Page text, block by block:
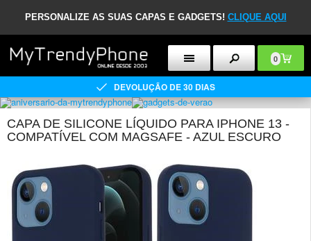
PERSONALIZE AS SUAS CAPAS E GADGETS! CLIQUE AQUI
0
DEVOLUÇÃO DE 30 DIAS
CAPA DE SILICONE LÍQUIDO PARA IPHONE 13 -
COMPATÍVEL COM MAGSAFE - AZUL ESCURO